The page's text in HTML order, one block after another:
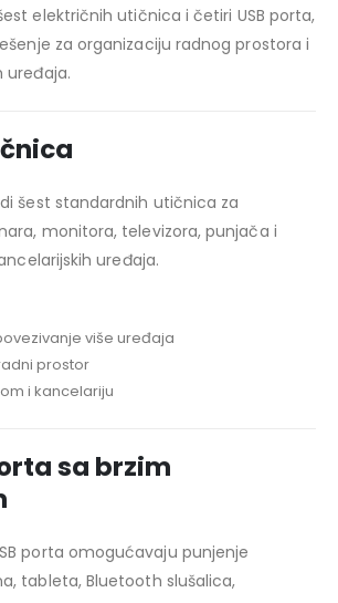
električnih utičnica i četiri USB porta,
za organizaciju radnog prostora i
uređaja.
šest standardnih utičnica za
monitora, televizora, punjača i
uređaja.
više uređaja
prostor
i kancelariju
sa brzim
porta omogućavaju punjenje
tableta, Bluetooth slušalica,